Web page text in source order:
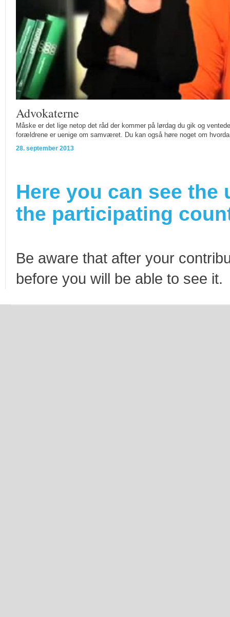
Advokaterne
Måske er det lige netop det råd der kommer på lørdag du gik og
forældrene er uenige om samværet. Du kan også høre noget om
28. september 2013
Here you can see
the participating
Be aware that after your
before you will be able to see it.